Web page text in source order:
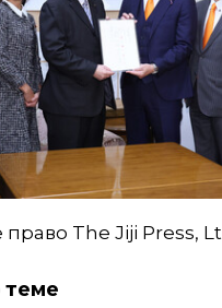
право The Jiji Press,
теме